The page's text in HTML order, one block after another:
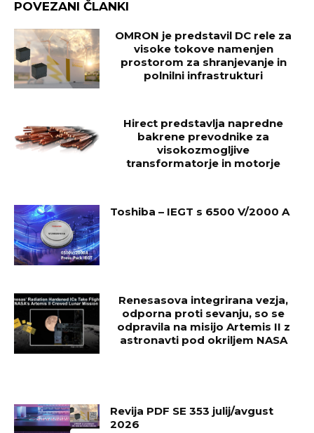
POVEZANI ČLANKI
OMRON je predstavil DC rele za
visoke tokove namenjen
prostorom za shranjevanje in
polnilni infrastrukturi
Hirect predstavlja napredne
bakrene prevodnike za
visokozmogljive
transformatorje in motorje
Toshiba – IEGT s 6500 V/2000 A
Renesasova integrirana vezja,
odporna proti sevanju, so se
odpravila na misijo Artemis II z
astronavti pod okriljem NASA
Revija PDF SE 353 julij/avgust
2026